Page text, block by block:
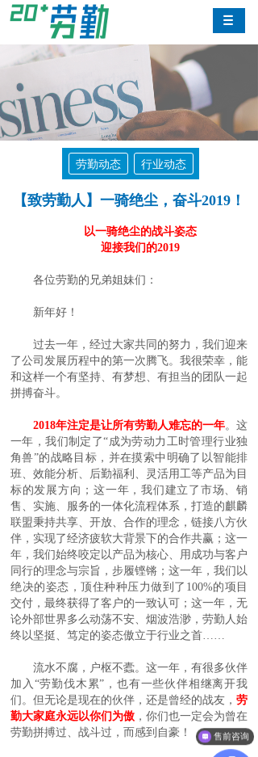
劳勤动态 行业动态
【致劳勤人】一骑绝尘，奋斗2019！
以一骑绝尘的战斗姿态
迎接我们的2019
各位劳勤的兄弟姐妹们：
新年好！
过去一年，经过大家共同的努力，我们迎来
了公司发展历程中的第一次腾飞。我很荣幸，能
和这样一个有坚持、有梦想、有担当的团队一起
拼搏奋斗。
2018年注定是让所有劳勤人难忘的一年。这
一年，我们制定了“成为劳动力工时管理行业独
角兽”的战略目标，并在摸索中明确了以智能排
班、效能分析、后勤福利、灵活用工等产品为目
标的发展方向；这一年，我们建立了市场、销
售、实施、服务的一体化流程体系，打造的麒麟
联盟秉持共享、开放、合作的理念，链接八方伙
伴，实现了经济疲软大背景下的合作共赢；这一
年，我们始终咬定以产品为核心、用成功与客户
同行的理念与宗旨，步履铿锵；这一年，我们以
绝决的姿态，顶住种种压力做到了100%的项目
交付，最终获得了客户的一致认可；这一年，无
论外部世界多么动荡不安、烟波浩渺，劳勤人始
终以坚挺、笃定的姿态傲立于行业之首……
流水不腐，户枢不蠹。这一年，有很多伙伴
加入“劳勤伐木累”，也有一些伙伴相继离开我
们。但无论是现在的伙伴，还是曾经的战友， 劳
勤大家庭永远以你们为傲 ，你们也一定会为曾在
劳勤拼搏过、战斗过，而感到自豪！
售前咨询